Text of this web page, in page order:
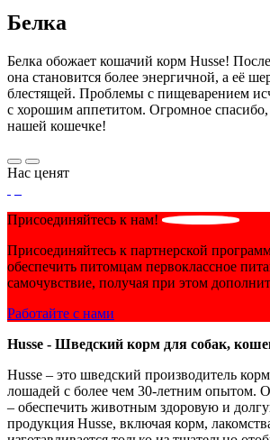
Белка
Белка обожает кошачий корм Husse!
она становится более энергичной, а её
блестящей. Проблемы с пищеварением
с хорошим аппетитом. Огромное спасибо,
нашей кошечке!
Нас ценят
Присоединяйтесь к нам!
Присоединяйтесь к партнерской
обеспечить питомцам первоклассное
самочувствие, получая при этом
Работайте с нами
Husse - Шведский корм для собак,
Husse – это шведский производитель
лошадей с более чем 30-летним опытом.
– обеспечить животным здоровую и
продукция Husse, включая корм,